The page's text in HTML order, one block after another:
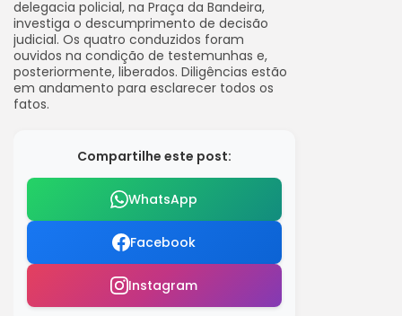
delegacia policial, na Praça da Bandeira,
investiga o descumprimento de decisão
judicial. Os quatro conduzidos foram
ouvidos na condição de testemunhas e,
posteriormente, liberados. Diligências estão
em andamento para esclarecer todos os
fatos.
Compartilhe este post:
WhatsApp
Facebook
Instagram